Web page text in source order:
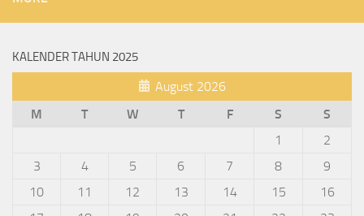
KALENDER TAHUN 2025
August 2026
M
T W T F S
S
1
2
3
4 5 6 7 8
9
10
11 12 13 14 15
16